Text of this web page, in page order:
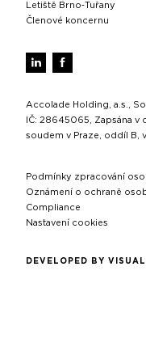
Letiště Brno‑Tuřany
Členové koncernu
Accolade Holding, a.s.,
IČ: 28645065, Zapsána
soudem v Praze, oddíl B,
Podmínky zpracování
Oznámení o ochraně
Compliance
Nastavení cookies
DEVELOPED BY